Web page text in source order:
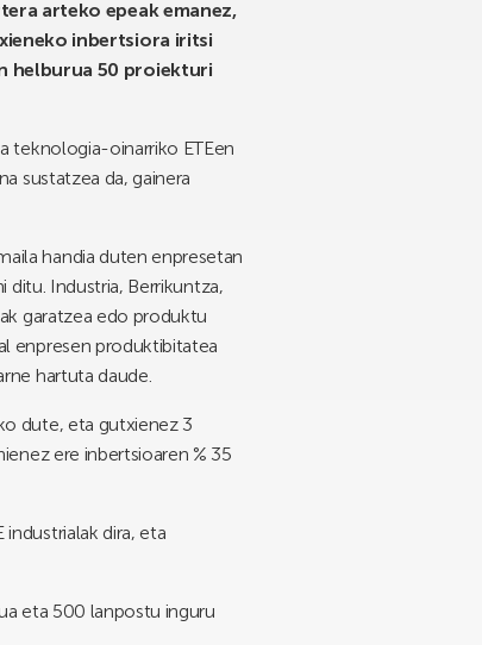
arteko epeak emanez,
inbertsiora iritsi
helburua 50 proiekturi
teknologia-oinarriko ETEen
sustatzea da, gainera
handia duten enpresetan
Industria, Berrikuntza,
garatzea edo produktu
enpresen produktibitatea
hartuta daude.
dute, eta gutxienez 3
ere inbertsioaren % 35
dira, eta
eta 500 lanpostu inguru